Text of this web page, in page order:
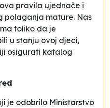
pravila ujednače i
polaganja mature. Nas
toliko da je
u stanju ovoj djeci,
osigurati katalog
je odobrilo Ministarstvo